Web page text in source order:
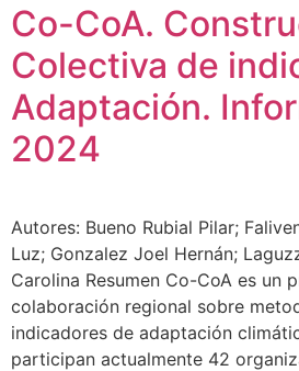
Co-CoA.
Colectiva de
Adaptación.
2024
Autores: Bueno Rubial Pilar;
Luz; Gonzalez Joel Hernán;
Carolina Resumen Co-CoA es un
colaboración regional sobre
indicadores de adaptación
participan actualmente 42